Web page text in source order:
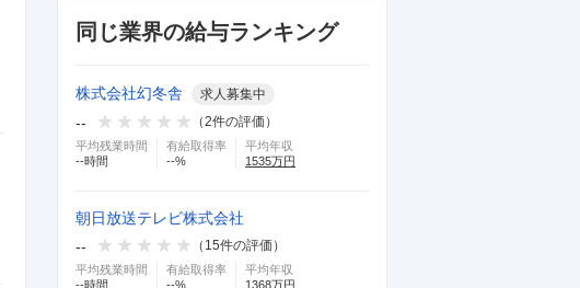
同じ業界の給与ランキング
株式会社幻冬舎 求人募集中
-- （2件の評価）
平均残業時間
--時間
有給取得率
--%
平均年収
1535万円
朝日放送テレビ株式会社
--
（ 15件の評価）
平均残業時間
--時間
有給取得率
--%
平均年収
1368万円